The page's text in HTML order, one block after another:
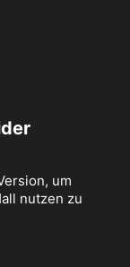
um
nutzen zu